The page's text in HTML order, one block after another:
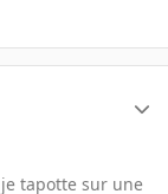
tapotte sur une